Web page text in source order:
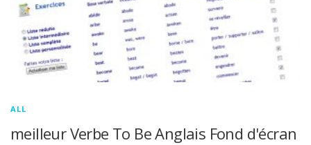
ALL
meilleur Verbe To Be Anglais Fond d'écran